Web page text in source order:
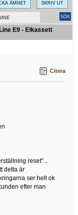
ÄMNET SKRIV UT
E9 - Elkassett
Citera
reset"...
detta är
ser helt ok
efter man